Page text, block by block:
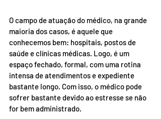
O campo de atuação do médico, na grande
maioria dos casos, é aquele que
conhecemos bem: hospitais, postos de
saúde e clínicas médicas. Logo, é um
espaço fechado, formal, com uma rotina
intensa de atendimentos e expediente
bastante longo. Com isso, o médico pode
sofrer bastante devido ao estresse se não
for bem administrado.